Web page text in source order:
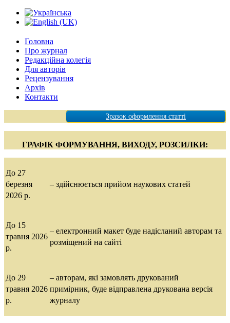
Головна
Про журнал
Редакційна колегія
Для авторів
Рецензування
Архів
Контакти
Зразок оформлення статті
ГРАФІК ФОРМУВАННЯ, ВИХОДУ, РОЗСИЛКИ:
До 27
березня
2026 р.
– здійснюється прийом наукових статей
До 15
травня 2026
р.
– електронний макет буде надісланий авторам та
розміщений на сайті
До 29
травня 2026
р.
– авторам, які замовлять друкований
примірник, буде відправлена друкована версія
журналу